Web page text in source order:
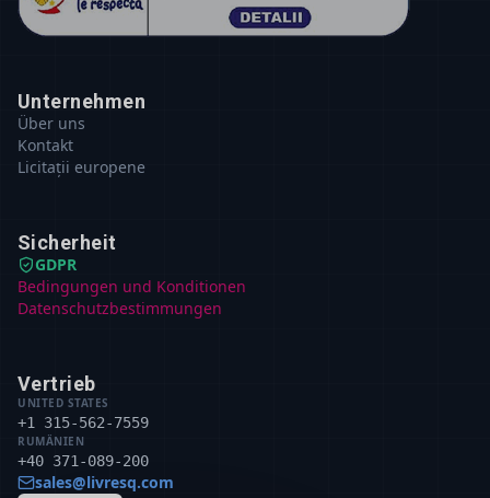
Unternehmen
Über uns
Kontakt
Licitații europene
Sicherheit
GDPR
Bedingungen und Konditionen
Datenschutzbestimmungen
Vertrieb
UNITED STATES
+1 315-562-7559
RUMÄNIEN
+40 371-089-200
sales@livresq.com